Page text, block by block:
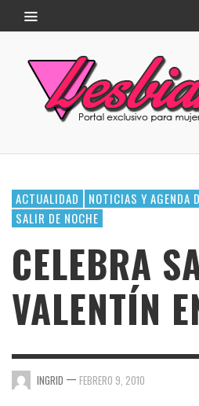
ACTUALIDAD
NOTICIAS Y AGENDA
SALIR DE NOCHE
CELEBRA
VALENTÍN
INGRID — FEBRERO 9, 2010